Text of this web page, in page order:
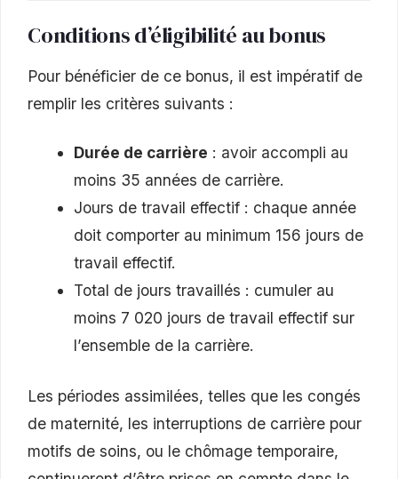
Conditions d’éligibilité au bonus
Pour bénéficier de ce bonus, il est impératif de
remplir les critères suivants :
Durée de carrière : avoir accompli au
moins 35 années de carrière.
Jours de travail effectif : chaque année
doit comporter au minimum 156 jours de
travail effectif.
Total de jours travaillés : cumuler au
moins 7 020 jours de travail effectif sur
l’ensemble de la carrière.
Les périodes assimilées, telles que les congés
de maternité, les interruptions de carrière pour
motifs de soins, ou le chômage temporaire,